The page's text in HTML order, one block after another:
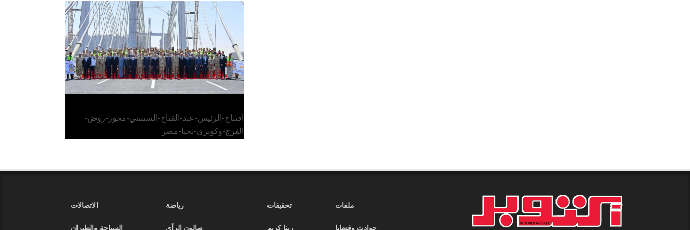
الرئيس عبد الفتاح السيسي يفتتح محور روض
الفرج وكوبري تحيا مصر
افتتاح-الرئيس-عبد-الفتاح-السيسي-محور-روض-
الفرج-وكوبري-تحيا-مصر
رياضة
الاتصالات
ملفات
تحقيقات